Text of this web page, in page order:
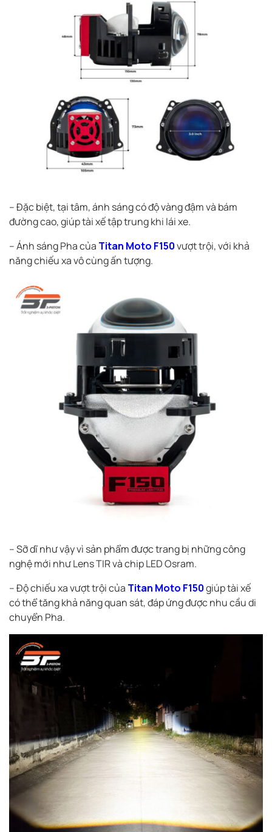
– Đặc biệt, tại tâm, ánh sáng có độ vàng đậm và bám
đường cao, giúp tài xế tập trung khi lái xe.
– Ánh sáng Pha của Titan Moto F150vượt trội, với khả
năng chiếu xa vô cùng ấn tượng.
– Sỡ dĩ như vậy vì sản phẩm được trang bị những công
nghệ mới như Lens TIR và chip LED Osram.
– Độ chiếu xa vượt trội của Titan Moto F150giúp tài xế
có thể tăng khả năng quan sát, đáp ứng được nhu cầu di
chuyển Pha.